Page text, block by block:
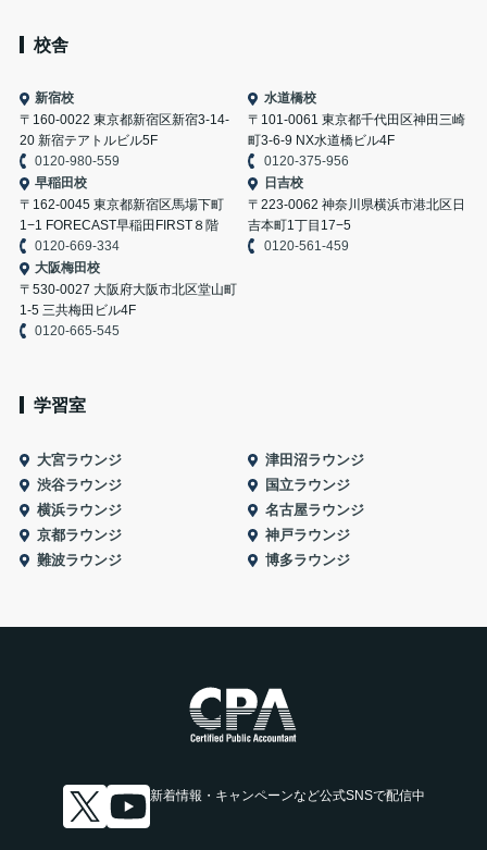
校舎
新宿校
〒160-0022 東京都新宿区新宿3-14-
20 新宿テアトルビル5F
0120-980-559
水道橋校
〒101-0061 東京都千代田区神田三崎
町3-6-9 NX水道橋ビル4F
0120-375-956
早稲田校
〒162-0045 東京都新宿区馬場下町
1−1 FORECAST早稲田FIRST８階
0120-669-334
日吉校
〒223-0062 神奈川県横浜市港北区日
吉本町1丁目17−5
0120-561-459
大阪梅田校
〒530-0027 大阪府大阪市北区堂山町
1-5 三共梅田ビル4F
0120-665-545
学習室
大宮ラウンジ
津田沼ラウンジ
渋谷ラウンジ
国立ラウンジ
横浜ラウンジ
名古屋ラウンジ
京都ラウンジ
神戸ラウンジ
難波ラウンジ
博多ラウンジ
新着情報・キャンペーンなど公式SNSで配信中